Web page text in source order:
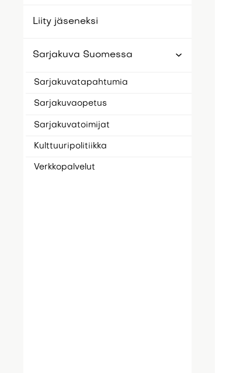
Liity jäseneksi
Sarjakuva Suomessa
Sarjakuvatapahtumia
Sarjakuvaopetus
Sarjakuvatoimijat
Kulttuuripolitiikka
Verkkopalvelut